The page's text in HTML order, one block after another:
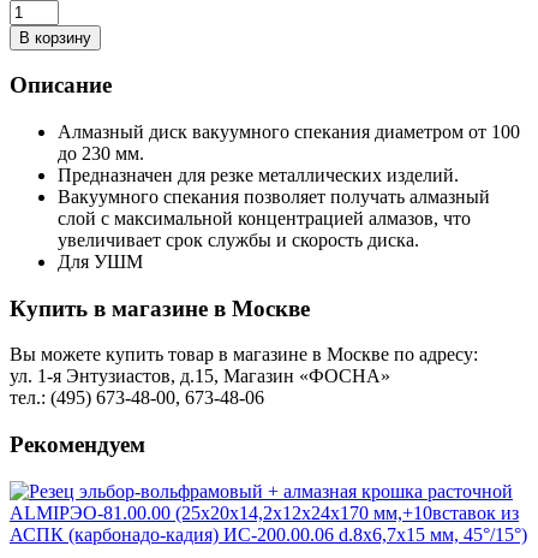
В корзину
Описание
Алмазный диск вакуумного спекания диаметром от 100
до 230 мм.
Предназначен для резке металлических изделий.
Вакуумного спекания позволяет получать алмазный
слой с максимальной концентрацией алмазов, что
увеличивает срок службы и скорость диска.
Для УШМ
Купить в магазине в Москве
Вы можете купить товар в магазине в Москве по адресу:
ул. 1-я Энтузиастов, д.15, Магазин «ФОСНА»
тел.: (495) 673-48-00, 673-48-06
Рекомендуем